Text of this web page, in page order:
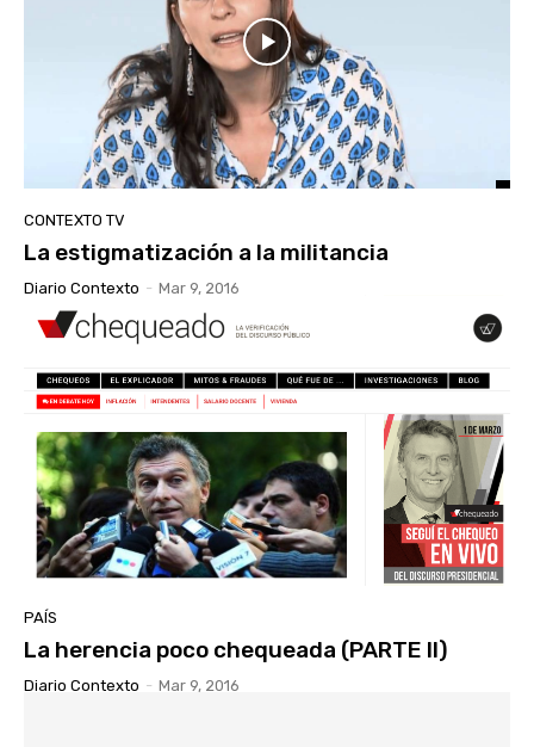
CONTEXTO TV
La estigmatización a la militancia
Diario Contexto - Mar 9, 2016
PAÍS
La herencia poco chequeada (PARTE II)
Diario Contexto - Mar 9, 2016